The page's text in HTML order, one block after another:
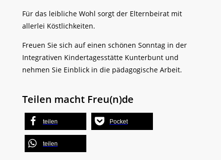
Für das leibliche Wohl sorgt der Elternbeirat mit
allerlei Köstlichkeiten.
Freuen Sie sich auf einen schönen Sonntag in der
Integrativen Kindertagesstätte Kunterbunt und
nehmen Sie Einblick in die pädagogische Arbeit.
Teilen macht Freu(n)de
teilen Pocket
teilen